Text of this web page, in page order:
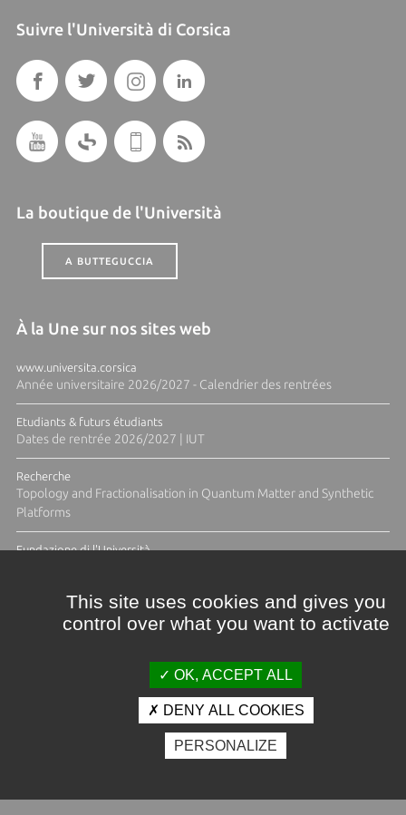
Suivre l'Università di Corsica
La boutique de l'Università
A BUTTEGUCCIA
À la Une sur nos sites web
www.universita.corsica
Année universitaire 2026/2027 - Calendrier des rentrées
Etudiants & futurs étudiants
Dates de rentrée 2026/2027 | IUT
Recherche
Topology and Fractionalisation in Quantum Matter and Synthetic
Platforms
Fundazione di l'Università
Crédits et mentions légales
Espace presse
Photothèque
This site uses cookies and gives you
control over what you want to activate
OK, ACCEPT ALL
DENY ALL COOKIES
PERSONALIZE